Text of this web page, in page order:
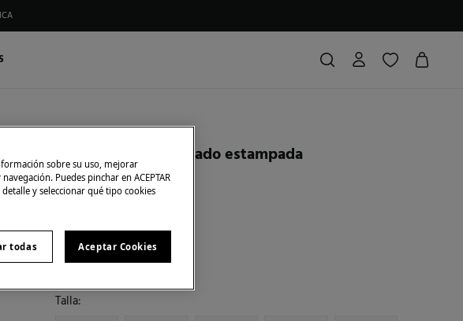
PROMOCIONES.
Camiseta efecto lavado estampada
2,99 €
Ahorras
Color:Azul
Talla:
sobre su uso, mejorar
Puedes pinchar en ACEPTAR
y seleccionar qué tipo cookies
todas Aceptar Cookies